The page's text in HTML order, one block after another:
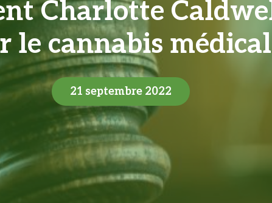
Charlotte
le cannabis médical
21 septembre 2022